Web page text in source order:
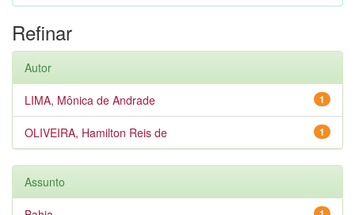
Refinar
Autor
1
LIMA, Mônica de Andrade
1
OLIVEIRA, Hamilton Reis de
Assunto